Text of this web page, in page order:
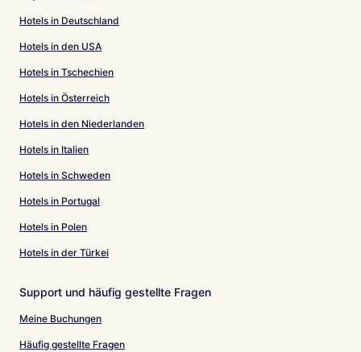
Hotels in Deutschland
Hotels in den USA
Hotels in Tschechien
Hotels in Österreich
Hotels in den Niederlanden
Hotels in Italien
Hotels in Schweden
Hotels in Portugal
Hotels in Polen
Hotels in der Türkei
Support und häufig gestellte Fragen
Meine Buchungen
Häufig gestellte Fragen